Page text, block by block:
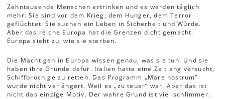
Zehntausende Menschen ertrinken und es werden täglich
mehr. Sie sind vor dem Krieg, dem Hunger, dem Terror
geflüchtet. Sie suchen ein Leben in Sicherheit und Würde.
Aber das reiche Europa hat die Grenzen dicht gemacht.
Europa sieht zu, wie sie sterben.
Die Mächtigen in Europa wissen genau, was sie tun. Und sie
haben ihre Gründe dafür. Italien hatte eine Zeitlang versucht,
Schiffbrüchige zu retten. Das Programm „Mare nostrum“
wurde nicht verlängert. Weil es „zu teuer“ war. Aber das ist
nicht das einzige Motiv. Der wahre Grund ist viel schlimmer: